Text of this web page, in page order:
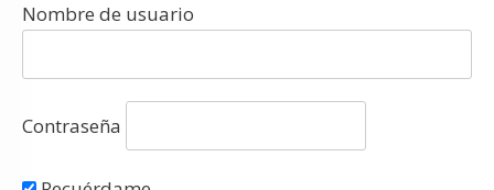
Nombre de usuario
Contraseña